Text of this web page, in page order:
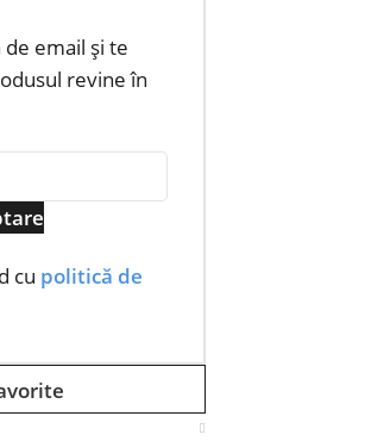
de email și te
revine în
cu politică de